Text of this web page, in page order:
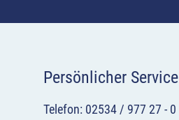
Persönlicher Service
Telefon: 02534 / 977 27 - 0